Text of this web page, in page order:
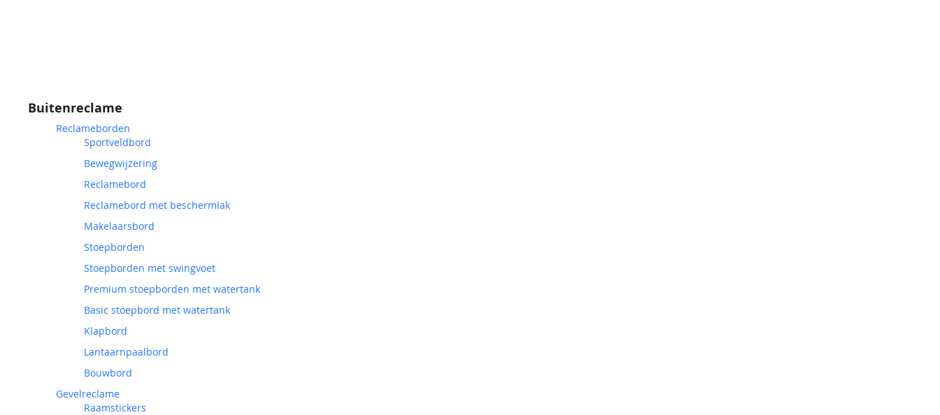
Buitenreclame
Reclameborden
Sportveldbord
Bewegwijzering
Reclamebord
Reclamebord met beschermlak
Makelaarsbord
Stoepborden
Stoepborden met swingvoet
Premium stoepborden met watertank
Basic stoepbord met watertank
Klapbord
Lantaarnpaalbord
Bouwbord
Gevelreclame
Raamstickers